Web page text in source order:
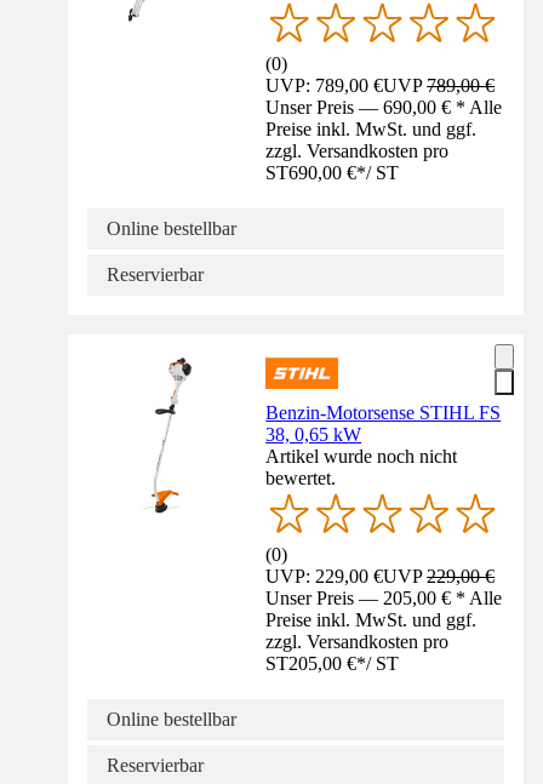
(0)
UVP: 789,00 €UVP789,00 €
Unser Preis — 690,00 € * Alle
Preise inkl. MwSt. und ggf.
zzgl. Versandkosten pro
ST690,00 €*/ ST
Online bestellbar
Reservierbar
Benzin-Motorsense STIHL FS
38, 0,65 kW
Artikel wurde noch nicht
bewertet.
(0)
UVP: 229,00 €UVP229,00 €
Unser Preis — 205,00 € * Alle
Preise inkl. MwSt. und ggf.
zzgl. Versandkosten pro
ST205,00 €*/ ST
Online bestellbar
Reservierbar